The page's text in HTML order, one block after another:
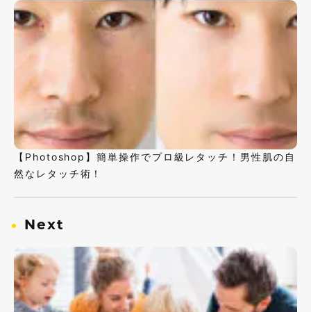
【Photoshop】簡単操作でプロ級レタッチ！男性肌の自
然なレタッチ術！
Next